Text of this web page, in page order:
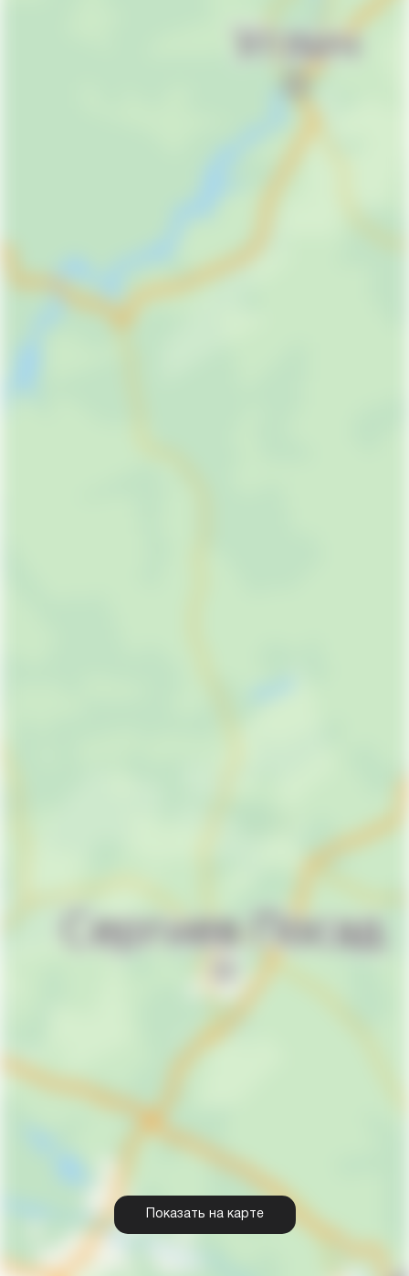
Показать на карте